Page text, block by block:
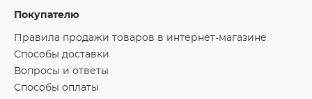
Покупателю
Правила продажи товаров в интернет-магазине
Способы доставки
Вопросы и ответы
Способы оплаты